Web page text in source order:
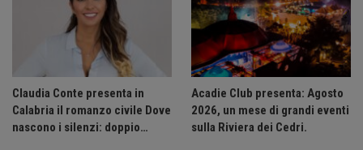
Claudia Conte presenta in
Calabria il romanzo civile Dove
nascono i silenzi: doppio…
Acadie Club presenta: Agosto
2026, un mese di grandi eventi
sulla Riviera dei Cedri.